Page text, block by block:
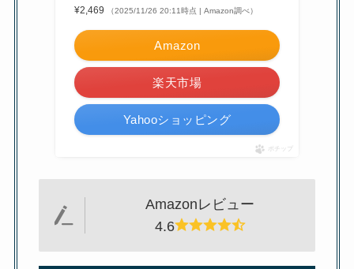
¥2,469
（2025/11/26 20:11時点 | Amazon調べ）
Amazon
楽天市場
Yahooショッピング
ポチップ
Amazonレビュー
4.6